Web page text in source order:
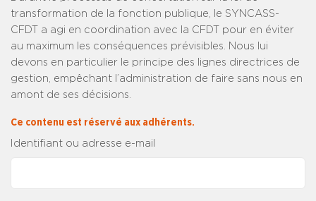
transformation de la fonction publique, le SYNCASS-
CFDT a agi en coordination avec la CFDT pour en éviter
au maximum les conséquences prévisibles. Nous lui
devons en particulier le principe des lignes directrices de
gestion, empêchant l’administration de faire sans nous en
amont de ses décisions.
Ce contenu est réservé aux adhérents.
Identifiant ou adresse e-mail